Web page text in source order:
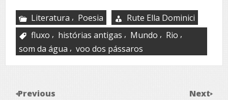
Literatura , Poesia
Rute Ella Dominici
fluxo , histórias antigas , Mundo , Rio ,
som da água , voo dos pássaros
Previous Next